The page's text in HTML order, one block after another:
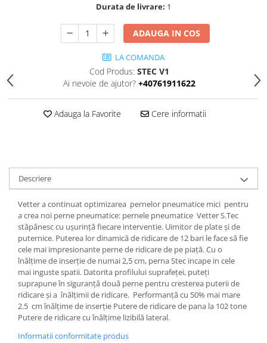
Durata de livrare: 1
ADAUGA IN COS
LA COMANDA
Cod Produs: STEC V1
Ai nevoie de ajutor? +40761911622
Adauga la Favorite Cere informatii
Descriere
Vetter a continuat optimizarea pernelor pneumatice mici pentru
a crea noi perne pneumatice: pernele pneumatice Vetter S.Tec
stăpânesc cu ușurință fiecare interventie. Uimitor de plate și de
puternice. Puterea lor dinamică de ridicare de 12 bari le face să fie
cele mai impresionante perne de ridicare de pe piață. Cu o
înălțime de inserție de numai 2,5 cm, perna Stec incape in cele
mai inguste spatii. Datorita profilului suprafeței, puteți
suprapune în siguranță două perne pentru cresterea puterii de
ridicare și a înălțimii de ridicare. Performanță cu 50% mai mare
2.5 cm înălțime de inserție Putere de ridicare de pana la 102 tone
Putere de ridicare cu înălțime lizibilă lateral.
Informatii conformitate produs